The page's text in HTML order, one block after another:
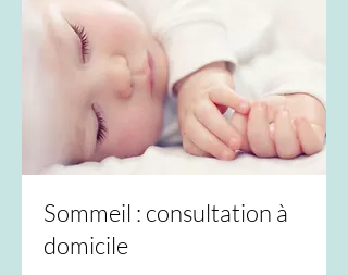
Sommeil : consultation à
domicile